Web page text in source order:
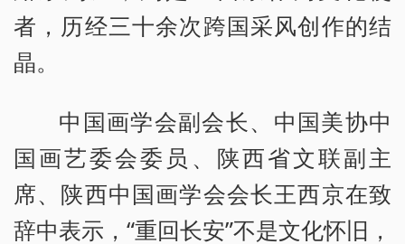
者，历经三十余次跨国采风创作的结
晶。
中国画学会副会长、中国美协中
国画艺委会委员、陕西省文联副主
席、陕西中国画学会会长王西京在致
辞中表示，“重回长安”不是文化怀旧，